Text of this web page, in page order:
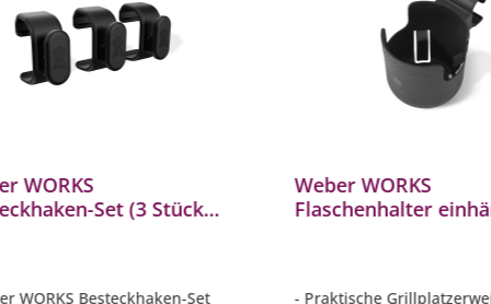
WORKS
Set (3 Stück)
WORKS Besteckhaken-Set
Weber WORKS
Flaschenhalter
- Praktische